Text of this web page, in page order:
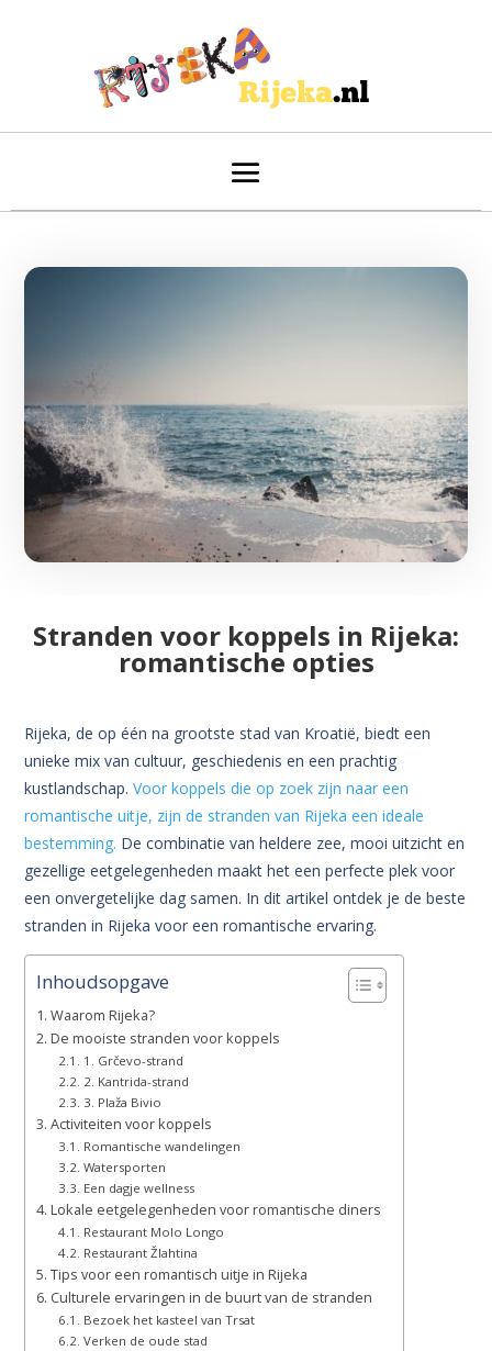
Stranden voor koppels in Rijeka:
romantische opties
Rijeka, de op één na grootste stad van Kroatië, biedt een
unieke mix van cultuur, geschiedenis en een prachtig
kustlandschap. Voor koppels die op zoek zijn naar een
romantische uitje, zijn de stranden van Rijeka een ideale
bestemming. De combinatie van heldere zee, mooi uitzicht en
gezellige eetgelegenheden maakt het een perfecte plek voor
een onvergetelijke dag samen. In dit artikel ontdek je de beste
stranden in Rijeka voor een romantische ervaring.
Inhoudsopgave
Waarom Rijeka?
De mooiste stranden voor koppels
1. Grčevo-strand
2. Kantrida-strand
3. Plaža Bivio
Activiteiten voor koppels
Romantische wandelingen
Watersporten
Een dagje wellness
Lokale eetgelegenheden voor romantische diners
Restaurant Molo Longo
Restaurant Žlahtina
Tips voor een romantisch uitje in Rijeka
Culturele ervaringen in de buurt van de stranden
Bezoek het kasteel van Trsat
Verken de oude stad